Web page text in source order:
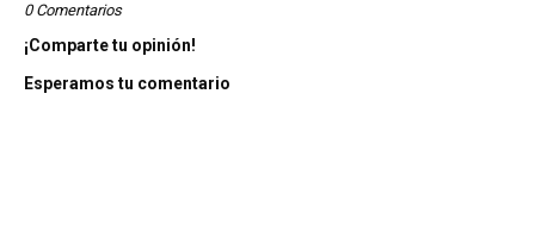
0 Comentarios
¡Comparte tu opinión!
Esperamos tu comentario